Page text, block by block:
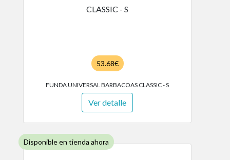
53.68€
FUNDA UNIVERSAL BARBACOAS CLASSIC - S
Ver detalle
Disponible en tienda ahora